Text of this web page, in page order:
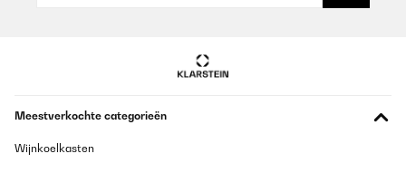
Meestverkochte categorieën
Wijnkoelkasten